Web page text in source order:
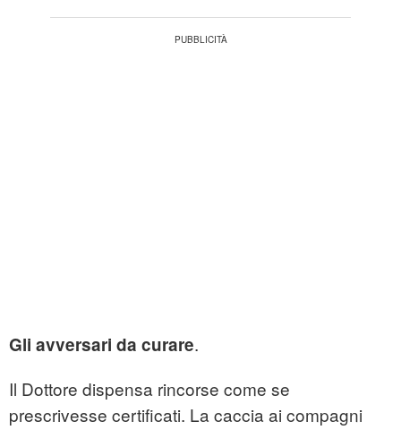
Gli avversari da curare.
Il Dottore dispensa rincorse come se
prescrivesse certificati. La caccia ai compagni